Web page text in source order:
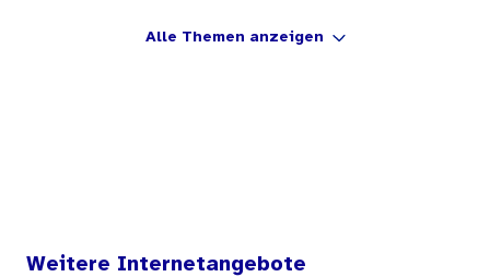
Alle Themen anzeigen
Weitere Internetangebote